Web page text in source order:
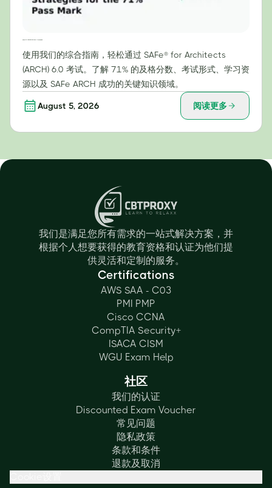
使用我们的综合指南，轻松通过 SAFe® for Architects
(ARCH) 6.0 考试。了解 71% 的及格分数、考试形式、学习资
源以及 SAFe ARCH 成功的关键知识领域。
August 5, 2026 阅读更多
我们是满足您所有需求的一站式解决方案，并
根据个人想要获得的教育资格和认证为他们提
供灵活和定制的服务。
Certifications
AWS SAA - C03
PMI PMP
Cisco CCNA
CompTIA Security+
ISACA CISM
WGU Exam Help
社区
我们的认证
Discounted Exam Voucher
常见问题
隐私政策
条款和条件
退款及取消